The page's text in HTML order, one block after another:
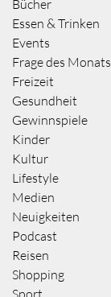
Bücher
Essen & Trinken
Events
Frage des Monats
Freizeit
Gesundheit
Gewinnspiele
Kinder
Kultur
Lifestyle
Medien
Neuigkeiten
Podcast
Reisen
Shopping
Sport